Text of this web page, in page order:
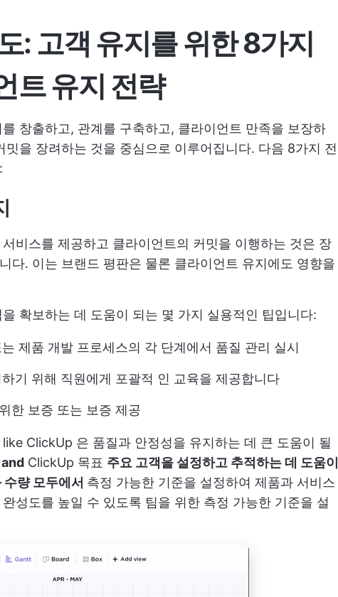
: 고객 유지를 위한 8가지
트 유지 전략
창출하고, 관계를 구축하고, 클라이언트 만족을 보장하
을 장려하는 것을 중심으로 이루어집니다. 다음 8가지 전
비스를 제공하고 클라이언트의 커밋을 이행하는 것은 장
다. 이는 브랜드 평판은 물론 클라이언트 유지에도 영향을
확보하는 데 도움이 되는 몇 가지 실용적인 팁입니다:
제품 개발 프로세스의 각 단계에서 품질 관리 실시
기 위해 직원에게 포괄적 인 교육을 제공합니다
한 보증 또는 보증 제공
like ClickUp 은 품질과 안정성을 유지하는 데 큰 도움이 될
and ClickUp 목표 주요 고객을 설정하고 추적하는 데 도움이
수량 모두에서 측정 가능한 기준을 설정하여 제품과 서비스
성도를 높일 수 있도록 팀을 위한 측정 가능한 기준을 설